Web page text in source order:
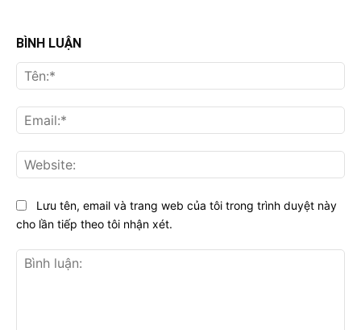
BÌNH LUẬN
Lưu tên, email và trang web của tôi trong trình duyệt này
cho lần tiếp theo tôi nhận xét.